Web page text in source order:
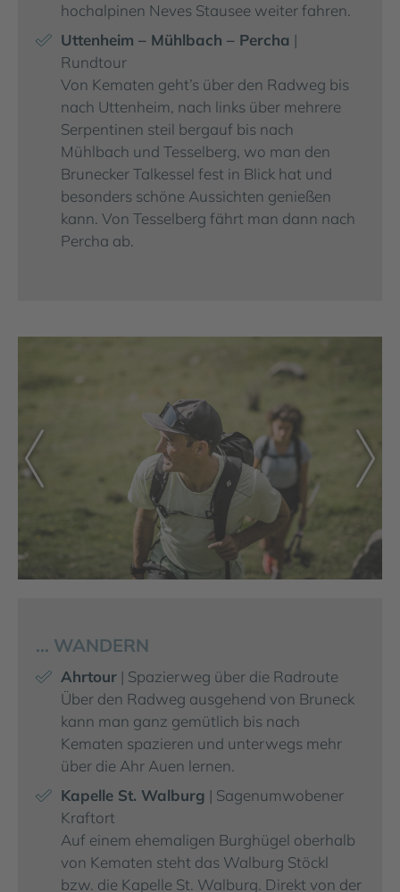
hochalpinen Neves Stausee weiter fahren.
Uttenheim – Mühlbach – Percha |
Rundtour
Von Kematen geht’s über den Radweg bis
nach Uttenheim, nach links über mehrere
Serpentinen steil bergauf bis nach
Mühlbach und Tesselberg, wo man den
Brunecker Talkessel fest in Blick hat und
besonders schöne Aussichten genießen
kann. Von Tesselberg fährt man dann nach
Percha ab.
… WANDERN
Ahrtour | Spazierweg über die Radroute
Über den Radweg ausgehend von Bruneck
kann man ganz gemütlich bis nach
Kematen spazieren und unterwegs mehr
über die Ahr Auen lernen.
Kapelle St. Walburg | Sagenumwobener
Kraftort
Auf einem ehemaligen Burghügel oberhalb
von Kematen steht das Walburg Stöckl
bzw. die Kapelle St. Walburg. Direkt von der